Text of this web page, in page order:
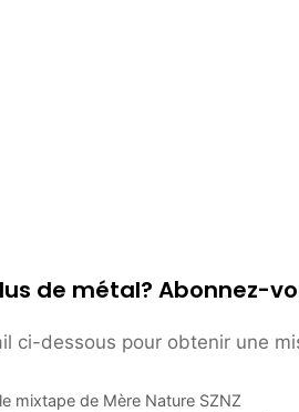
de métal? Abonnez-
ci-dessous pour obtenir une
mixtape de Mère Nature SZNZ